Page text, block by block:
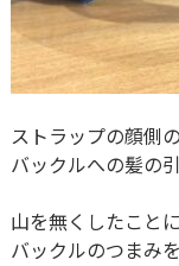
ストラップの顔側
バックルへの髪の
山を無くしたこと
バックルのつまみ